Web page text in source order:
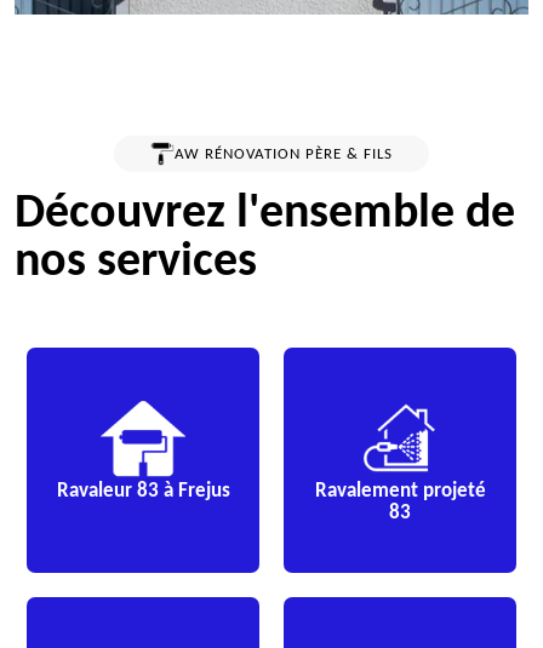
AW RÉNOVATION PÈRE & FILS
Découvrez l'ensemble de
nos services
Ravaleur 83 à Frejus
Ravalement projeté
83